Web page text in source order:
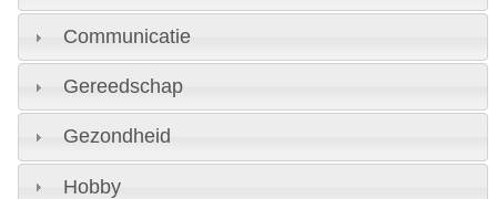
Communicatie
Gereedschap
Gezondheid
Hobby